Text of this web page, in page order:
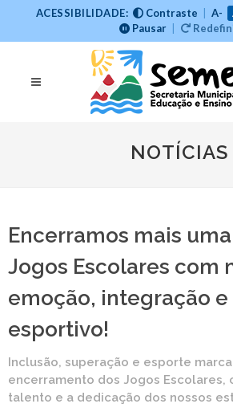
ACESSIBILIDADE: Contraste A-
Pausar
NOTÍCIAS
Encerramos mais
Jogos Escolares com
emoção, integração
esportivo!
Inclusão, superação e esporte
encerramento dos Jogos Escolares,
talento e a dedicação dos nossos